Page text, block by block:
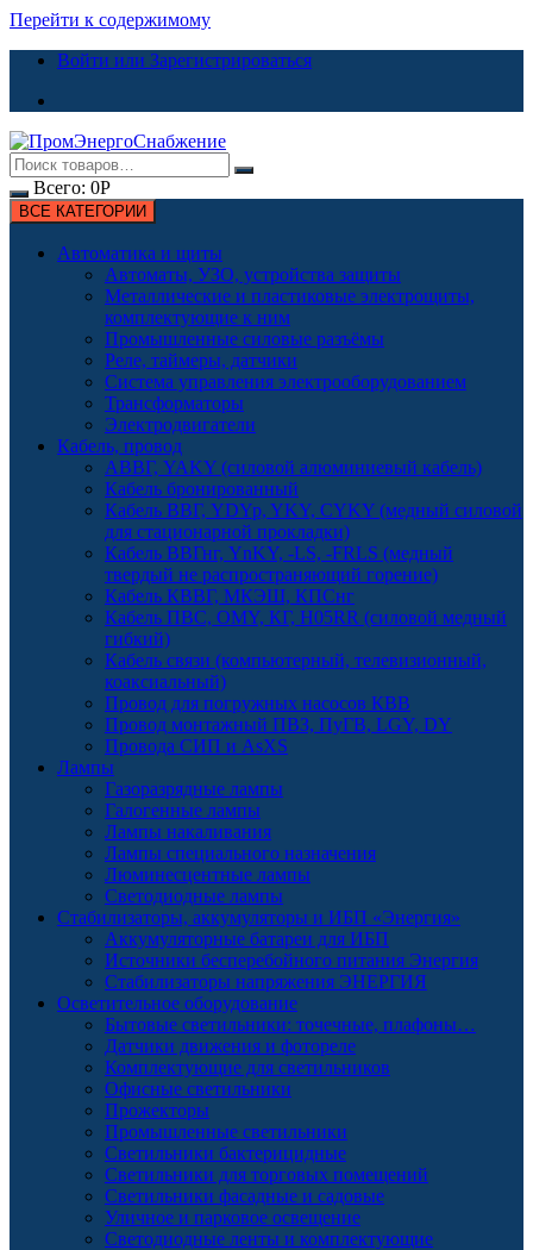
Перейти к содержимому
Войти или Зарегистрироваться
Всего: 0Р
ВСЕ КАТЕГОРИИ
Автоматика и щиты
Автоматы, УЗО, устройства защиты
Металлические и пластиковые электрощиты,
комплектующие к ним
Промышленные силовые разъёмы
Реле, таймеры, датчики
Система управления электрооборудованием
Трансформаторы
Электродвигатели
Кабель, провод
АВВГ, YAKY (силовой алюминиевый кабель)
Кабель бронированный
Кабель ВВГ, YDYp, YKY, CYKY (медный силовой
для стационарной прокладки)
Кабель ВВГнг, YnKY, -LS, -FRLS (медный
твердый не распространяющий горение)
Кабель КВВГ, МКЭШ, КПСнг
Кабель ПВС, OMY, КГ, H05RR (силовой медный
гибкий)
Кабель связи (компьютерный, телевизионный,
коаксиальный)
Провод для погружных насосов КВВ
Провод монтажный ПВЗ, ПуГВ, LGY, DY
Провода СИП и AsXS
Лампы
Газоразрядные лампы
Галогенные лампы
Лампы накаливания
Лампы специального назначения
Люминесцентные лампы
Светодиодные лампы
Стабилизаторы, аккумуляторы и ИБП «Энергия»
Аккумуляторные батареи для ИБП
Источники бесперебойного питания Энергия
Стабилизаторы напряжения ЭНЕРГИЯ
Осветительное оборудование
Бытовые светильники: точечные, плафоны…
Датчики движения и фотореле
Комплектующие для светильников
Офисные светильники
Прожекторы
Промышленные светильники
Светильники бактерицидные
Светильники для торговых помещений
Светильники фасадные и садовые
Уличное и парковое освещение
Светодиодные ленты и комплектующие